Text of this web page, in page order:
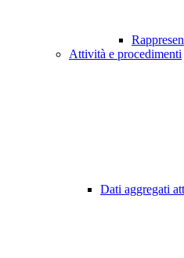
Attività e procedimenti
Dati aggregati